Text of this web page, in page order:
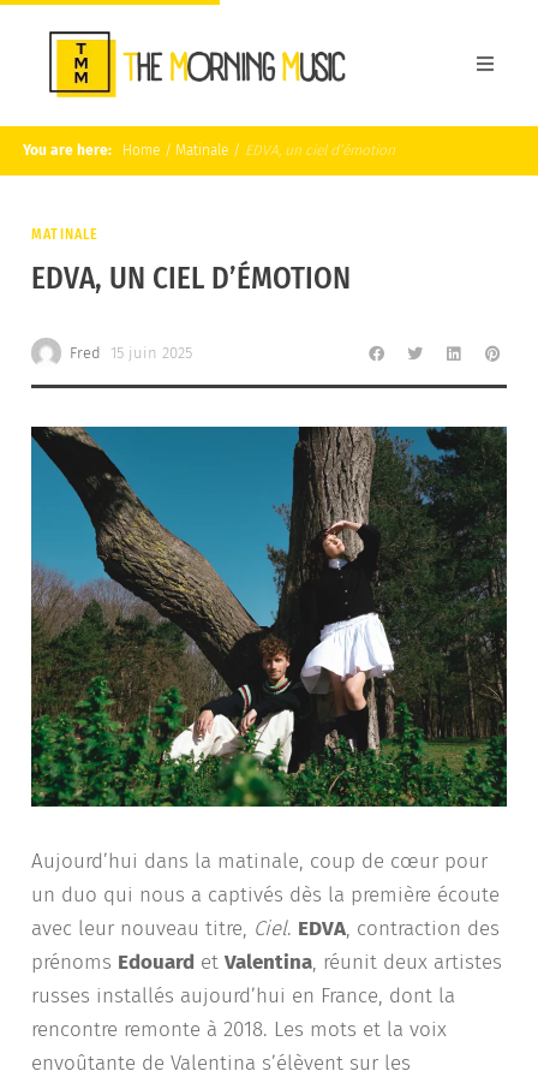
You are here: Home / Matinale / EDVA, un ciel d’émotion
MATINALE
EDVA, UN CIEL D’ÉMOTION
Fred 15 juin 2025
Aujourd’hui dans la matinale, coup de cœur pour
un duo qui nous a captivés dès la première écoute
avec leur nouveau titre, Ciel. EDVA, contraction des
prénoms Edouard et Valentina, réunit deux artistes
russes installés aujourd’hui en France, dont la
rencontre remonte à 2018. Les mots et la voix
envoûtante de Valentina s’élèvent sur les